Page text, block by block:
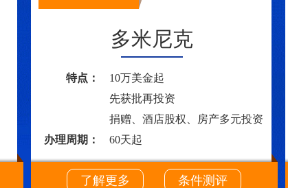
多米尼克
特点：
10万美金起
先获批再投资
捐赠、酒店股权、房产多元投资
办理周期：
60天起
了解更多 条件测评